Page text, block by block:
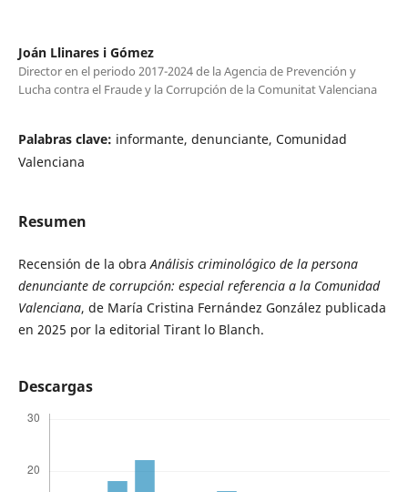
Joán Llinares i Gómez
Director en el periodo 2017-2024 de la Agencia de Prevención y
Lucha contra el Fraude y la Corrupción de la Comunitat Valenciana
Palabras clave: informante, denunciante, Comunidad
Valenciana
Resumen
Recensión de la obraAnálisis criminológico de la persona
denunciante de corrupción: especial referencia a la Comunidad
Valenciana, de María Cristina Fernández González publicada
en 2025 por la editorial Tirant lo Blanch.
Descargas